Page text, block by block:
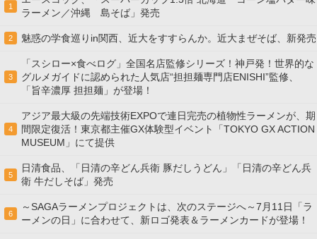
1
ラーメン／沖縄 島そば」発売
2 魅惑の学食巡りin関西、近大をすすらんか。近大まぜそば、新発売
3
「スシロー×食べログ」全国名店監修シリーズ！神戸発！世界的な
グルメガイドに認められた人気店“担担麺専門店ENISHI”監修、
「旨辛濃厚 担担麺」が登場！
4
アジア最大級の先端技術EXPOで連日完売の植物性ラーメンが、期
間限定復活！東京都主催GX体験型イベント「TOKYO GX ACTION
MUSEUM」にて提供
5
日清食品、「日清の辛どん兵衛 豚だしうどん」「日清の辛どん兵
衛 牛だしそば」発売
6
～SAGAラーメンプロジェクトは、次のステージへ～7月11日「ラ
ーメンの日」に合わせて、新ロゴ発表＆ラーメンカードが登場！